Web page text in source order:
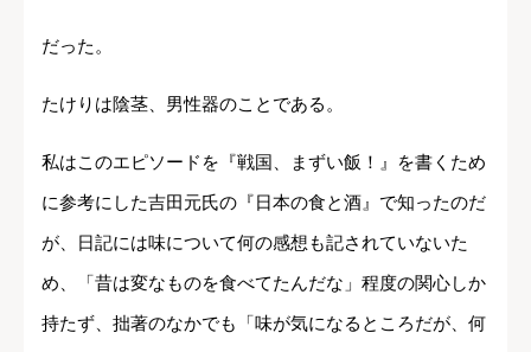
だった。
たけりは陰茎、男性器のことである。
私はこのエピソードを『戦国、まずい飯！』を書くため
に参考にした吉田元氏の『日本の食と酒』で知ったのだ
が、日記には味について何の感想も記されていないた
め、「昔は変なものを食べてたんだな」程度の関心しか
持たず、拙著のなかでも「味が気になるところだが、何